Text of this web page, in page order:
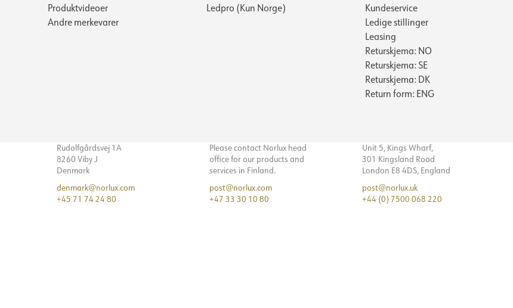
Produktvideoer
Andre merkevarer
Ledpro (Kun Norge)
Kundeservice
Ledige stillinger
Leasing
Returskjema: NO
Returskjema: SE
Returskjema: DK
Return form: ENG
Rudolfgårdsvej 1A
8260 Viby J
Denmark
denmark@norlux.com
+45 71 74 24 80
Please contact Norlux head
office for our products and
services in Finland.
post@norlux.com
+47 33 30 10 80
Unit 5, Kings Wharf,
301 Kingsland Road
London E8 4DS, England
post@norlux.uk
+44 (0) 7500 068 220